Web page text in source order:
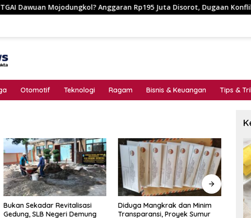
Mojodungkol? Anggaran Rp195 Juta Disorot, Dugaan Konflik
Otomotif Teknologi Ragam Bisnis & Keuangan Tips &
Bukan Sekadar Revitalisasi
Gedung, SLB Negeri Demung
Diduga Mangkrak dan Minim
Transparansi, Proyek Sumur